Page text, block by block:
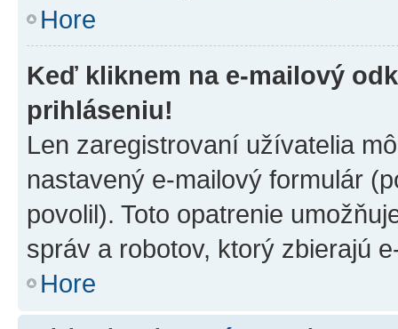
Hore
Keď kliknem na e-mailový
prihláseniu!
Len zaregistrovaní užívatelia
nastavený e-mailový formulár
povolil). Toto opatrenie
správ a robotov, ktorý zbierajú
Hore